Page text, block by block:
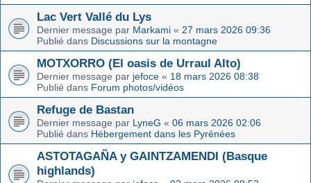
Lac Vert Vallé du Lys
Dernier message par Markami « 27 mars 2026 09:36
Publié dans Discussions sur la montagne
MOTXORRO (El oasis de Urraul Alto)
Dernier message par jefoce « 18 mars 2026 08:38
Publié dans Forum photos/vidéos
Refuge de Bastan
Dernier message par LyneG « 06 mars 2026 02:06
Publié dans Hébergement dans les Pyrénées
ASTOTAGAÑA y GAINTZAMENDI (Basque
highlands)